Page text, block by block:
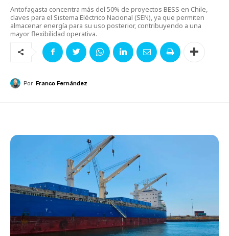
Antofagasta concentra más del 50% de proyectos BESS en Chile,
claves para el Sistema Eléctrico Nacional (SEN), ya que permiten
almacenar energía para su uso posterior, contribuyendo a una
mayor flexibilidad operativa.
Por Franco Fernández